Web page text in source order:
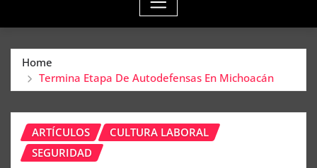
Home
Termina Etapa De Autodefensas En Michoacán
ARTÍCULOS
CULTURA LABORAL
SEGURIDAD